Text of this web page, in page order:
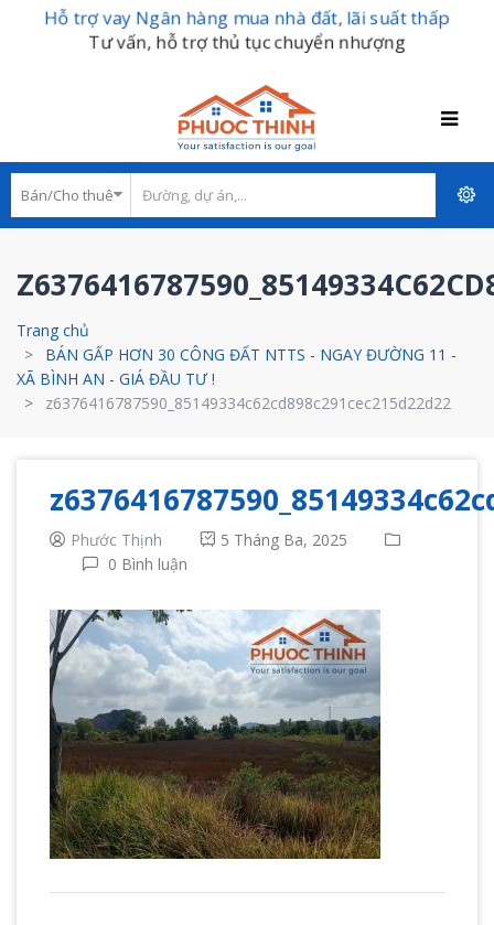
Hỗ trợ vay Ngân hàng mua nhà đất, lãi suất thấp
Tư vấn, hỗ trợ thủ tục chuyển nhượng
Trang chủ
BÁN GẤP HƠN 30 CÔNG ĐẤT NTTS - NGAY ĐƯỜNG 11 -
XÃ BÌNH AN - GIÁ ĐẦU TƯ !
z6376416787590_85149334c62cd898c291cec215d22d22
Phước Thịnh
5 Tháng Ba, 2025
0 Bình luận